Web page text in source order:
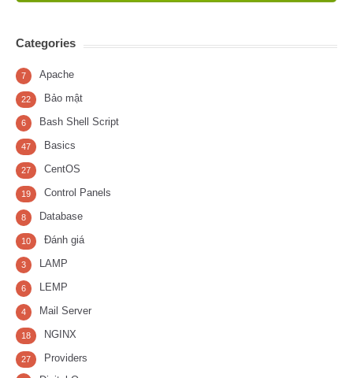
Categories
Apache
7
Bảo mật
22
Bash Shell Script
6
Basics
47
CentOS
27
Control Panels
19
Database
8
Đánh giá
10
LAMP
3
LEMP
6
Mail Server
4
NGINX
18
Providers
27